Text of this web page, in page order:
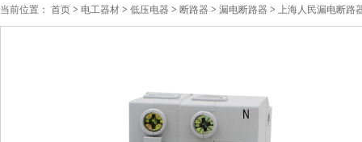
当前位置： 首页 > 电工器材 > 低压电器 > 断路器 > 漏电断路器 > 上海人民漏电断路